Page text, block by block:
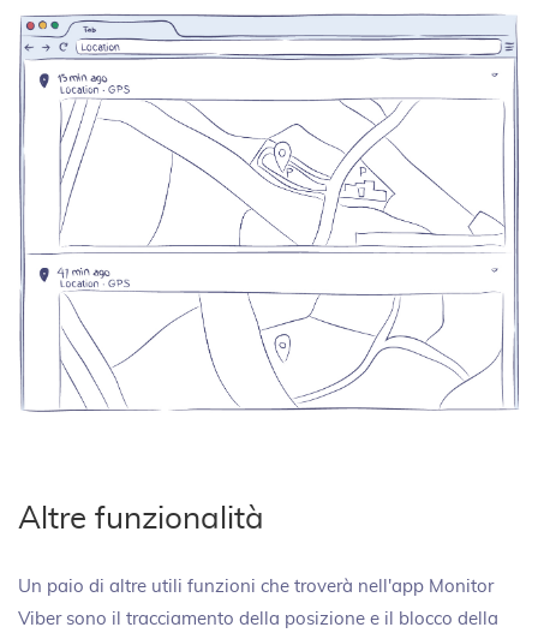
Altre funzionalità
Un paio di altre utili funzioni che troverà nell'app Monitor
Viber sono il tracciamento della posizione e il blocco della